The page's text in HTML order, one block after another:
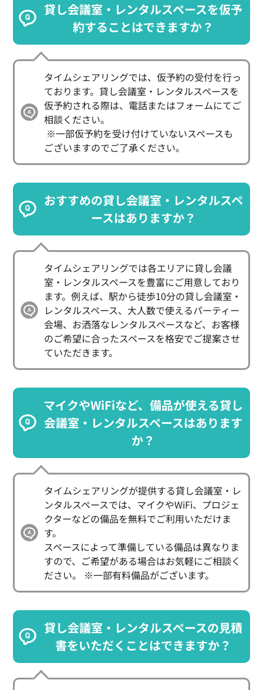
貸し会議室・レンタルスペースを仮予
約することはできますか？
タイムシェアリングでは、仮予約の受付を行っ
ております。貸し会議室・レンタルスペースを
仮予約される際は、電話またはフォームにてご
相談ください。
ございますのでご了承ください。
おすすめの貸し会議室・レンタルスペ
ースはありますか？
タイムシェアリングでは各エリアに貸し会議
室・レンタルスペースを豊富にご用意しており
ます。例えば、駅から徒歩10分の貸し会議室・
レンタルスペース、大人数で使えるパーティー
会場、お洒落なレンタルスペースなど、お客様
のご希望に合ったスペースを格安でご提案させ
ていただきます。
マイクやWiFiなど、備品が使える貸し
会議室・レンタルスペースはあります
か？
タイムシェアリングが提供する貸し会議室・レ
ンタルスペースでは、マイクやWiFi、プロジェ
クターなどの備品を無料でご利用いただけま
す。
スペースによって準備している備品は異なりま
すので、ご希望がある場合はお気軽にご相談く
ださい。 ※一部有料備品がございます。
貸し会議室・レンタルスペースの見積
書をいただくことはできますか？